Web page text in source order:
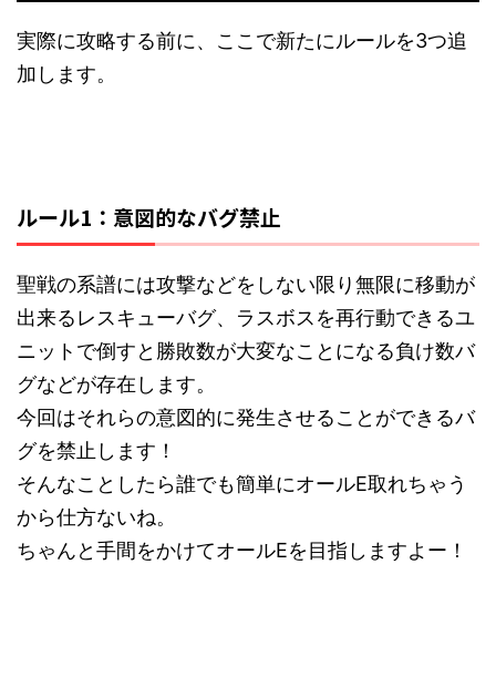
実際に攻略する前に、ここで新たにルールを3つ追
加します。
ルール1：意図的なバグ禁止
聖戦の系譜には攻撃などをしない限り無限に移動が
出来るレスキューバグ、ラスボスを再行動できるユ
ニットで倒すと勝敗数が大変なことになる負け数バ
グなどが存在します。
今回はそれらの意図的に発生させることができるバ
グを禁止します！
そんなことしたら誰でも簡単にオールE取れちゃう
から仕方ないね。
ちゃんと手間をかけてオールEを目指しますよー！